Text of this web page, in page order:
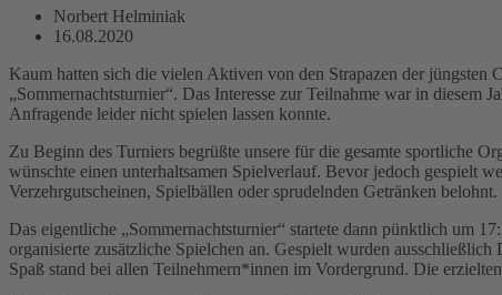
Norbert Helminiak
16.08.2020
Kaum hatten sich die vielen Aktiven von den Strapazen der jüngsten
„Sommernachtsturnier“. Das Interesse zur Teilnahme war in diesem
Anfragende leider nicht spielen lassen konnte.
Zu Beginn des Turniers begrüßte unsere für die gesamte sportliche
wünschte einen unterhaltsamen Spielverlauf. Bevor jedoch gespielt
Verzehrgutscheinen, Spielbällen oder sprudelnden Getränken belohnt.
Das eigentliche „Sommernachtsturnier“ startete dann pünktlich um
organisierte zusätzliche Spielchen an. Gespielt wurden
Spaß stand bei allen Teilnehmern*innen im Vordergrund. Die